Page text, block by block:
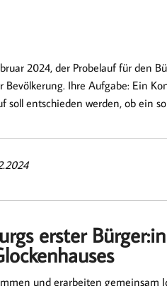
2024, der Probelauf für den
Ihre Aufgabe: Ein
soll entschieden werden, ob ein
erster
und erarbeiten gemeinsam